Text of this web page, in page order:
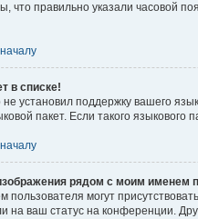
что правильно указали часовой
в списке!
установил поддержку вашего
пакет. Если такого
рядом с моим именем
пользователя могут
на ваш статус на конференции.